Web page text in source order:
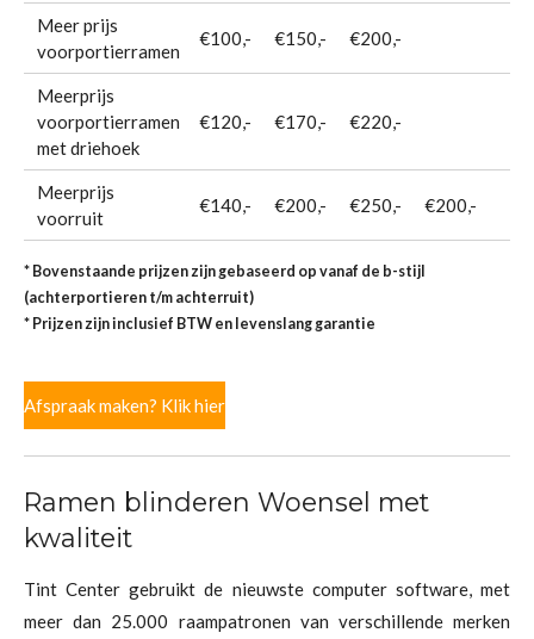
Meer prijs
voorportierramen
€100,- €150,- €200,-
Meerprijs
voorportierramen
met driehoek
€120,- €170,- €220,-
Meerprijs
voorruit
€140,- €200,- €250,- €200,-
* Bovenstaande prijzen zijn gebaseerd op vanaf de b-stijl
(achterportieren t/m achterruit)
* Prijzen zijn inclusief BTW en levenslang garantie
Afspraak maken? Klik hier
Ramen blinderen Woensel met
kwaliteit
Tint Center gebruikt de nieuwste computer software, met
meer dan 25.000 raampatronen van verschillende merken